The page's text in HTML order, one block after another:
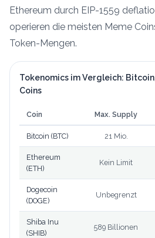
Ethereum durch EIP-1559
operieren die meisten Meme
Token-Mengen.
Tokenomics im Vergleich:
Coins
Coin Max. Supply
Bitcoin (BTC) 21 Mio.
Ethereum
(ETH)
Kein Limit
Dogecoin
(DOGE)
Unbegrenzt
Shiba Inu
(SHIB)
589 Billionen